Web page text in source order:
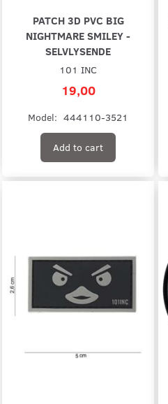
PATCH 3D PVC BIG
NIGHTMARE SMILEY -
SELVLYSENDE
101 INC
19,00
Model: 444110-3521
Add to cart